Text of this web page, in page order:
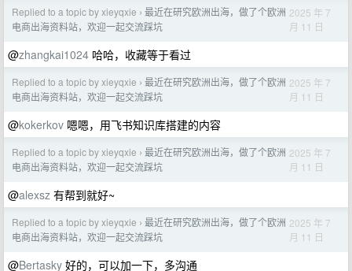
Replied to a topic by xieyqxie › 最近在研究欧洲出海，做了个欧洲
电商出海资料站，欢迎一起交流踩坑
2025 年 7
月 11 日
@zhangkai1024 哈哈，收藏等于看过
Replied to a topic by xieyqxie › 最近在研究欧洲出海，做了个欧洲
电商出海资料站，欢迎一起交流踩坑
2025 年 7
月 11 日
@kokerkov 嗯嗯，用飞书知识库搭建的内容
Replied to a topic by xieyqxie › 最近在研究欧洲出海，做了个欧洲
电商出海资料站，欢迎一起交流踩坑
2025 年 7
月 11 日
@alexsz 有帮到就好~
Replied to a topic by xieyqxie › 最近在研究欧洲出海，做了个欧洲
电商出海资料站，欢迎一起交流踩坑
2025 年 7
月 11 日
@Bertasky 好的，可以加一下，多沟通